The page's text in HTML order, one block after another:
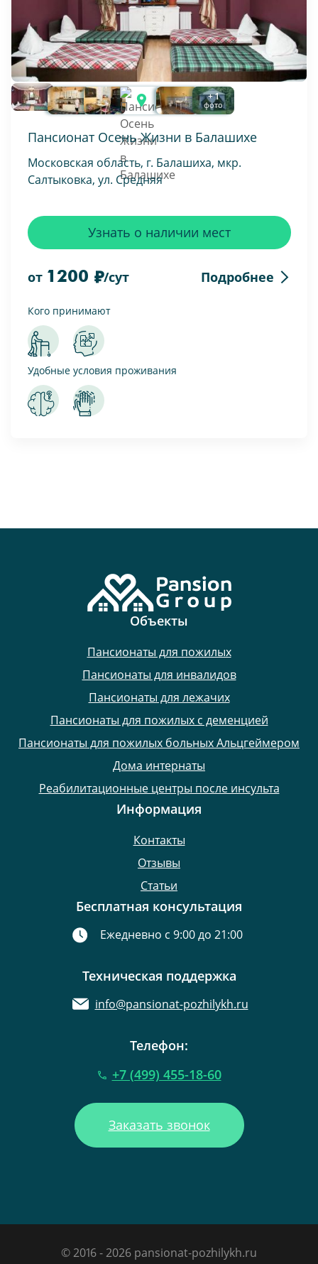
+ 1
фото
Пансионат Осень Жизни в Балашихе
Московская область, г. Балашиха, мкр.
Салтыковка, ул. Средняя
от 1200 /сут Подробнее
Узнать о наличии мест
Кого принимают
Удобные условия проживания
Объекты
Пансионаты для пожилых
Пансионаты для инвалидов
Пансионаты для лежачих
Пансионаты для пожилых с деменцией
Пансионаты для пожилых больных Альцгеймером
Дома интернаты
Реабилитационные центры после инсульта
Информация
Контакты
Отзывы
Статьи
Бесплатная консультация
Ежедневно с 9:00 до 21:00
Техническая поддержка
info@pansionat-pozhilykh.ru
Телефон:
+7 (499) 455-18-60
Заказать звонок
© 2016 - 2026 pansionat-pozhilykh.ru